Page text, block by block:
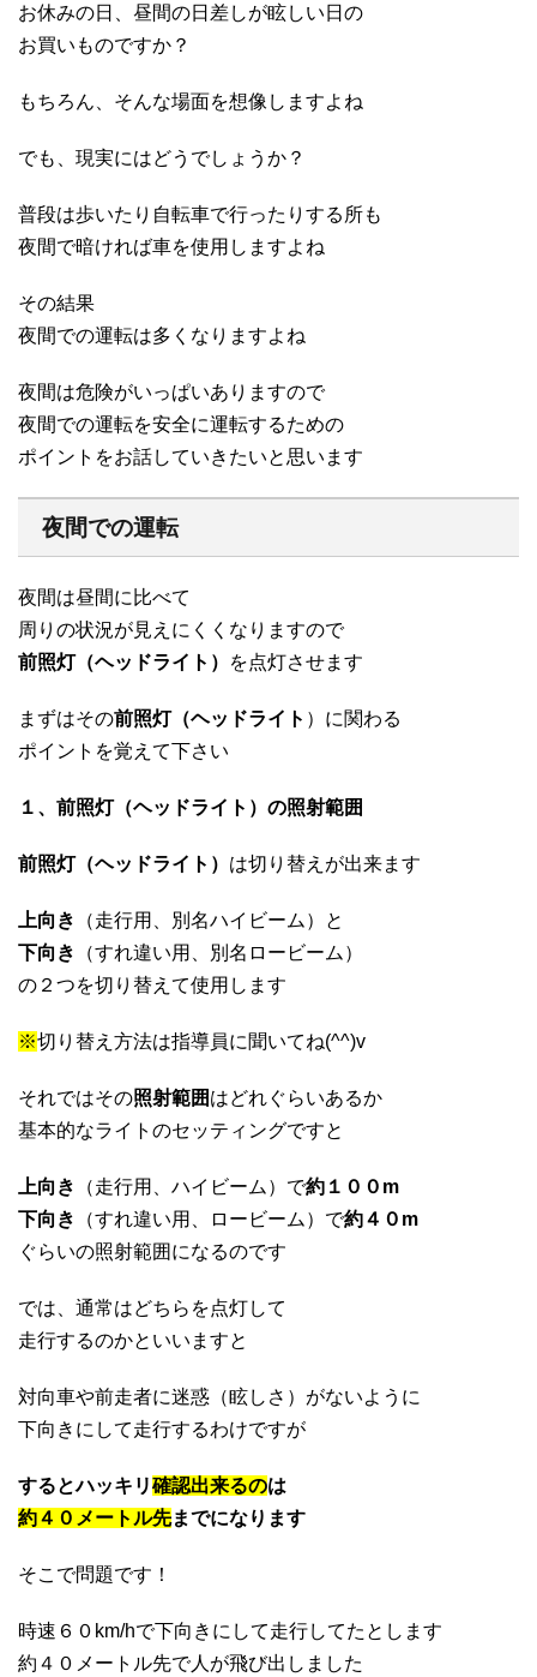
お休みの日、昼間の日差しが眩しい日の
お買いものですか？
もちろん、そんな場面を想像しますよね
でも、現実にはどうでしょうか？
普段は歩いたり自転車で行ったりする所も
夜間で暗ければ車を使用しますよね
その結果
夜間での運転は多くなりますよね
夜間は危険がいっぱいありますので
夜間での運転を安全に運転するための
ポイントをお話していきたいと思います
夜間での運転
夜間は昼間に比べて
周りの状況が見えにくくなりますので
前照灯（ヘッドライト）
を点灯させます
まずはその前照灯（ヘッドライト ）に関わる
ポイントを覚えて下さい
１、前照灯（ヘッドライト）の照射範囲
前照灯（ヘッドライト） は切り替えが出来ます
上向き
（走行用、別名ハイビーム）と
下向き
（すれ違い用、別名ロービーム）
の２つを切り替えて使用します
※切り替え方法は指導員に聞いてね(^^)v
それではその照射範囲はどれぐらいあるか
基本的なライトのセッティングですと
上向き （走行用、ハイビーム）で約１００m
下向き
（すれ違い用、ロービーム）で約４０m
ぐらいの照射範囲になるのです
では、通常はどちらを点灯して
走行するのかといいますと
対向車や前走者に迷惑（眩しさ）がないように
下向きにして走行するわけですが
するとハッキリ確認出来るのは
約４０メートル先までになります
そこで問題です！
時速６０km/hで下向きにして走行してたとします
約４０メートル先で人が飛び出しました